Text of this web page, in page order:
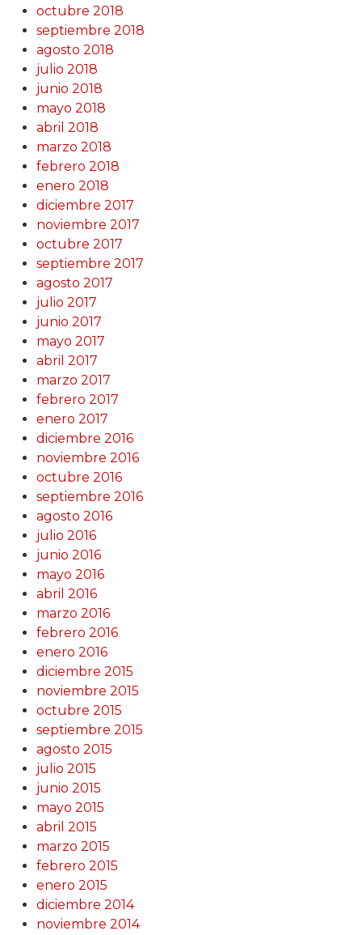
octubre 2018
septiembre 2018
agosto 2018
julio 2018
junio 2018
mayo 2018
abril 2018
marzo 2018
febrero 2018
enero 2018
diciembre 2017
noviembre 2017
octubre 2017
septiembre 2017
agosto 2017
julio 2017
junio 2017
mayo 2017
abril 2017
marzo 2017
febrero 2017
enero 2017
diciembre 2016
noviembre 2016
octubre 2016
septiembre 2016
agosto 2016
julio 2016
junio 2016
mayo 2016
abril 2016
marzo 2016
febrero 2016
enero 2016
diciembre 2015
noviembre 2015
octubre 2015
septiembre 2015
agosto 2015
julio 2015
junio 2015
mayo 2015
abril 2015
marzo 2015
febrero 2015
enero 2015
diciembre 2014
noviembre 2014